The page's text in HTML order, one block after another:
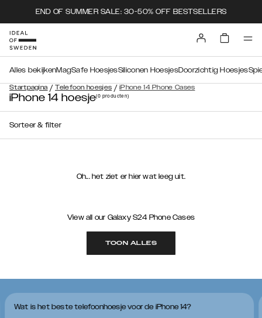
END OF SUMMER SALE: 30-50% OFF BESTSELLERS
Startpagina / Telefoon hoesjes / iPhone 14 Phone Cases
Alles bekijkenMagSafe HoesjesSiliconen HoesjesDoorzichtig Hoesjes
iPhone 14 hoesje(0 producten)
Sorteer & filter
Oh... het ziet er hier wat leeg uit.
View all our Galaxy S24 Phone Cases
TOON ALLES
Wat is het beste telefoonhoesje voor de iPhone 14?